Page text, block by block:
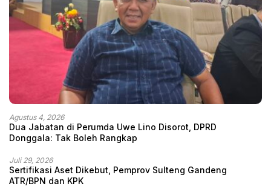
Agustus 4, 2026
Dua Jabatan di Perumda Uwe Lino Disorot, DPRD
Donggala: Tak Boleh Rangkap
Juli 29, 2026
Sertifikasi Aset Dikebut, Pemprov Sulteng Gandeng
ATR/BPN dan KPK